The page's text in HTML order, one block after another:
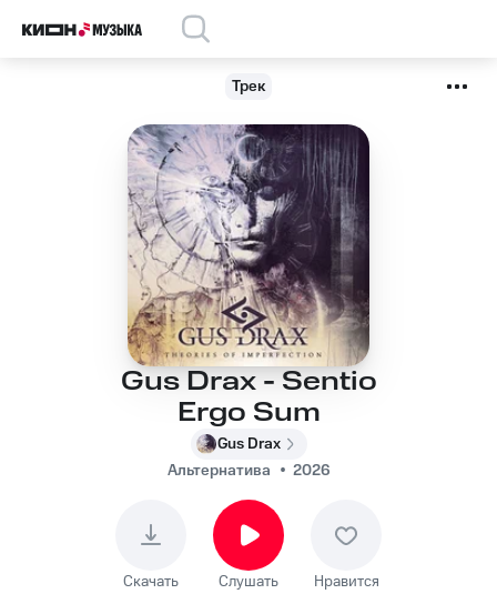
Трек
Gus Drax - Sentio
Ergo Sum
Gus Drax
Альтернатива
2026
Скачать Слушать Нравится